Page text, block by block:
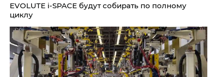
EVOLUTE i‑SPACE будут собирать по полному
циклу